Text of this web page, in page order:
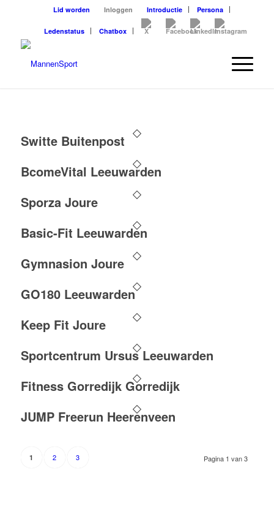
Lid worden Inloggen Introductie Persona
Ledenstatus Chatbox
Switte Buitenpost
BcomeVital Leeuwarden
Sporza Joure
Basic-Fit Leeuwarden
Gymnasion Joure
GO180 Leeuwarden
Keep Fit Joure
Sportcentrum Ursus Leeuwarden
Fitness Gorredijk Gorredijk
JUMP Freerun Heerenveen
Pagina 1 van 3
1 2 3